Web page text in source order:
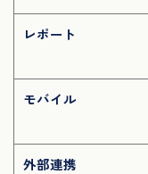
レポート
モバイル
外部連携